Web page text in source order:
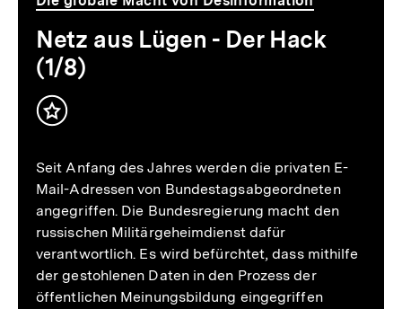
Netz aus Lügen - Der Hack
(1/8)
Inhalt
Seit Anfang des Jahres werden die privaten E-
Mail-Adressen von Bundestagsabgeordneten
angegriffen. Die Bundesregierung macht den
russischen Militärgeheimdienst dafür
verantwortlich. Es wird befürchtet, dass mithilfe
der gestohlenen Daten in den Prozess der
öffentlichen Meinungsbildung eingegriffen